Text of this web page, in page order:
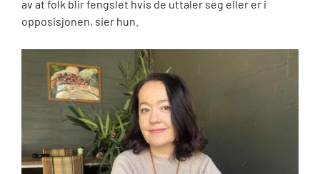
av at folk blir fengslet hvis de uttaler seg eller er i
opposisjonen, sier hun.